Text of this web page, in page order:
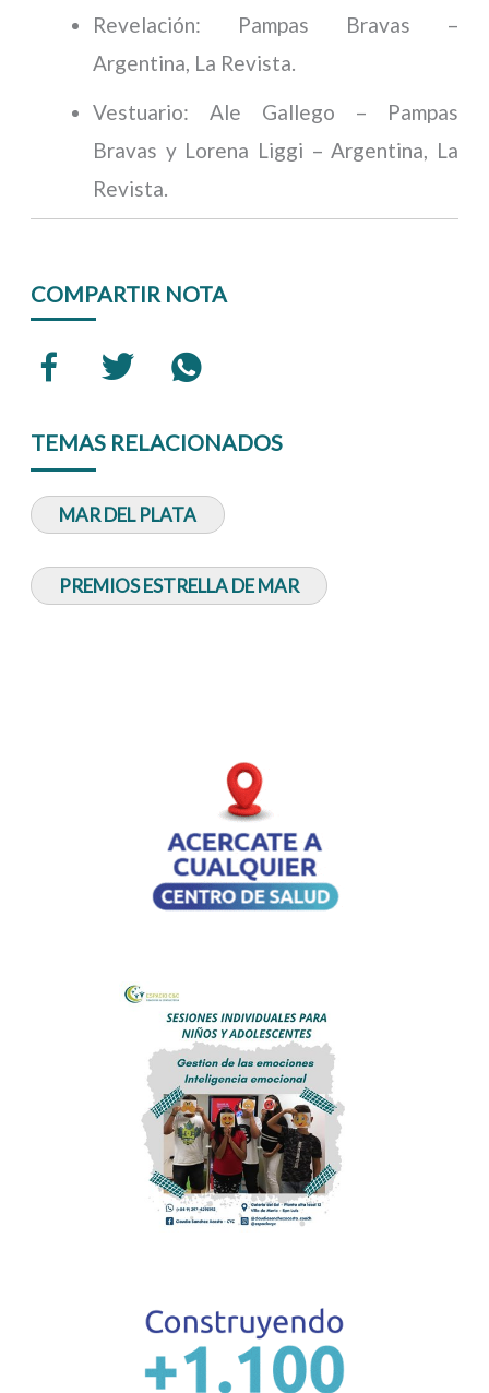
Revelación: Pampas Bravas –
Argentina, La Revista.
Vestuario: Ale Gallego – Pampas
Bravas y Lorena Liggi – Argentina, La
Revista.
COMPARTIR NOTA
TEMAS RELACIONADOS
MAR DEL PLATA
PREMIOS ESTRELLA DE MAR